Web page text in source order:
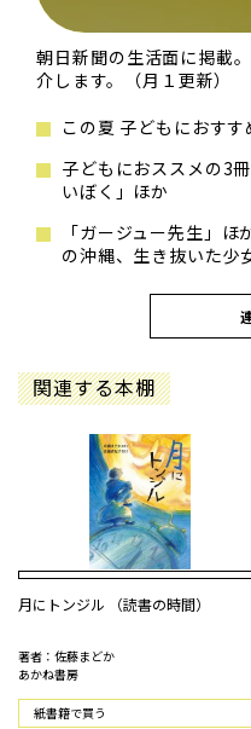
朝日新聞の生活面に掲載
介します。（月１更新）
この夏 子どもにおすす
子どもにおススメの3
いぼく」ほか
「ガージュー先生」
の沖縄、生き抜いた少
関連する本棚
月にトンジル （読書の時間）
著者：佐藤まどか
あかね書房
紙書籍で買う